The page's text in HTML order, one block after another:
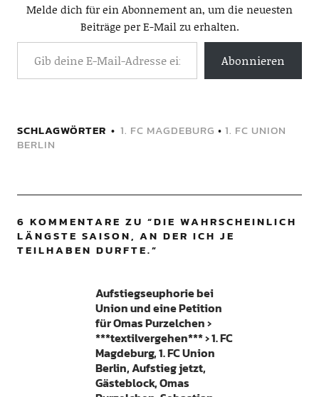
Melde dich für ein Abonnement an, um die neuesten
Beiträge per E-Mail zu erhalten.
Abonnieren
SCHLAGWÖRTER 1. FC MAGDEBURG • 1. FC UNION
BERLIN
6 KOMMENTARE ZU “DIE WAHRSCHEINLICH
LÄNGSTE SAISON, AN DER ICH JE
TEILHABEN DURFTE.”
Aufstiegseuphorie bei
Union und eine Petition
für Omas Purzelchen ›
***textilvergehen*** › 1. FC
Magdeburg, 1. FC Union
Berlin, Aufstieg jetzt,
Gästeblock, Omas